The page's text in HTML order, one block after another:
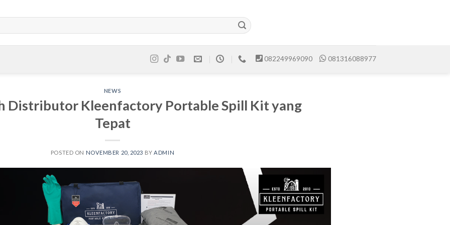
082249969090 081316088977
NEWS
Distributor Kleenfactory Portable Spill Kit yang
Tepat
POSTED ON NOVEMBER 20, 2023 BY ADMIN